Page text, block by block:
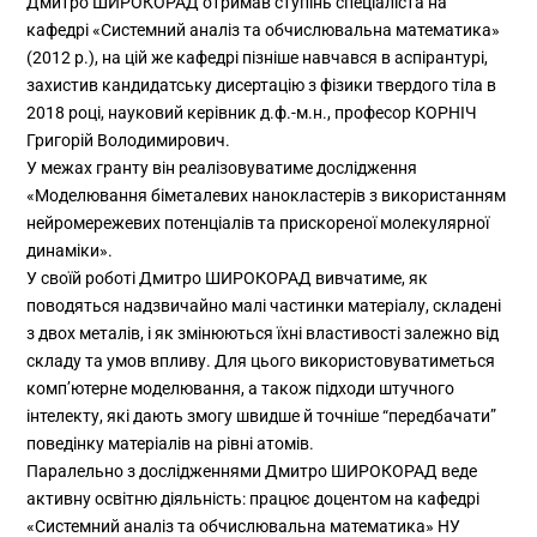
кафедрі «Системний аналіз та обчислювальна математика»
(2012 р.), на цій же кафедрі пізніше навчався в аспірантурі,
захистив кандидатську дисертацію з фізики твердого тіла в
2018 році, науковий керівник д.ф.-м.н., професор КОРНІЧ
Григорій Володимирович.
У межах гранту він реалізовуватиме дослідження
«Моделювання біметалевих нанокластерів з використанням
нейромережевих потенціалів та прискореної молекулярної
динаміки».
У своїй роботі Дмитро ШИРОКОРАД вивчатиме, як
поводяться надзвичайно малі частинки матеріалу, складені
з двох металів, і як змінюються їхні властивості залежно від
складу та умов впливу. Для цього використовуватиметься
комп’ютерне моделювання, а також підходи штучного
інтелекту, які дають змогу швидше й точніше “передбачати”
поведінку матеріалів на рівні атомів.
Паралельно з дослідженнями Дмитро ШИРОКОРАД веде
активну освітню діяльність: працює доцентом на кафедрі
«Системний аналіз та обчислювальна математика» НУ